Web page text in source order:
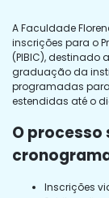
A Faculdade
inscrições para o
(PIBIC),
graduação da
programadas para
estendidas até o
O
Inscrições